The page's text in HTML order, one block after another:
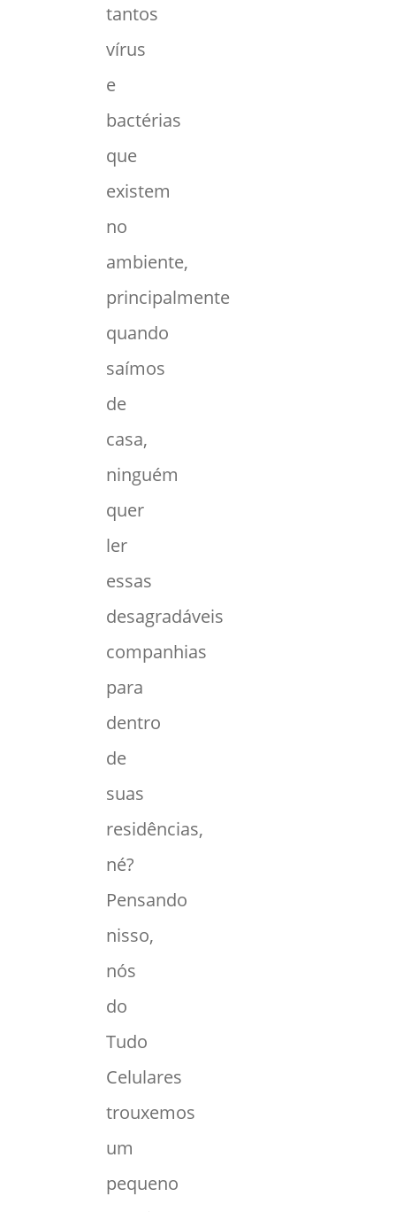
tantos
vírus
e
bactérias
que
existem
no
ambiente,
principalmente
quando
saímos
de
casa,
ninguém
quer
ler
essas
desagradáveis
companhias
para
dentro
de
suas
residências,
né?
Pensando
nisso,
nós
do
Tudo
Celulares
trouxemos
um
pequeno